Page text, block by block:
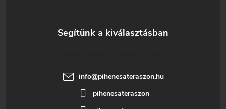
info@pihenesateraszon.hu
pihenesateraszon